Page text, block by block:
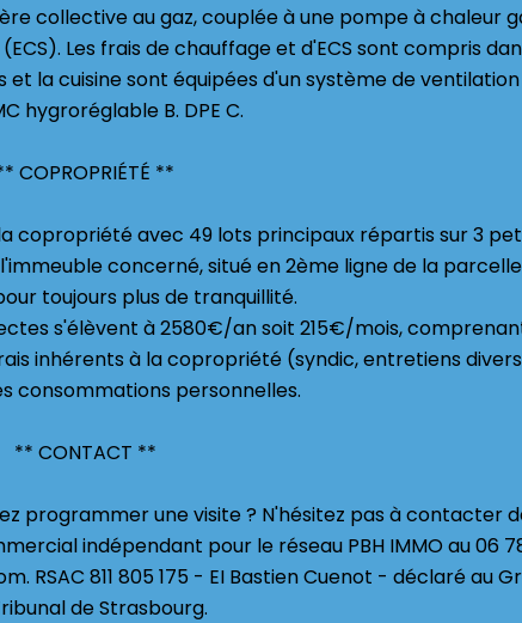
collective au gaz, couplée à une pompe à chaleur
Les frais de chauffage et d'ECS sont compris
la cuisine sont équipées d'un système de
hygroréglable B. DPE C.
COPROPRIÉTÉ **
copropriété avec 49 lots principaux répartis sur 3
concerné, situé en 2ème ligne de la
toujours plus de tranquillité.
s'élèvent à 2580€/an soit 215€/mois,
inhérents à la copropriété (syndic, entretiens
consommations personnelles.
** CONTACT **
programmer une visite ? N'hésitez pas à contacter
indépendant pour le réseau PBH IMMO au 06
RSAC 811 805 175 - EI Bastien Cuenot - déclaré au
de Strasbourg.